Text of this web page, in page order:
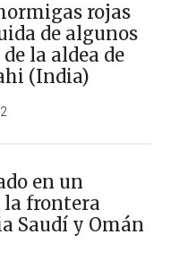
rojas
de algunos
la aldea de
(India)
en un
la frontera
Saudí y Omán